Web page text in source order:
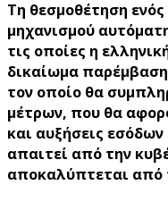
Τη θεσμοθέτηση
μηχανισμού
τις οποίες η
δικαίωμα
τον οποίο θα
μέτρων, που θα
και αυξήσεις
απαιτεί από την
αποκαλύπτεται από